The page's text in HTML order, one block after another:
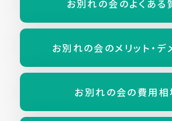
お別れの会のよくある
お別れの会のメリット・デ
お別れの会の費用相